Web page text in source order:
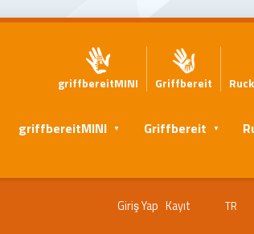
griffbereitMINI Griffbereit
griffbereitMINI Griffbereit
Giriş Yap Kayıt TR